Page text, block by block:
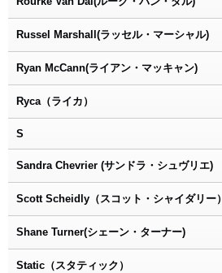
Russel Marshall(ラッセル・マーシャル)
Ryan McCann(ライアン・マッキャン)
Ryca（ライカ）
S
Sandra Chevrier (サンドラ・シュヴリエ)
Scott Scheidly（スコット・シャイダリー）
Shane Turner(シェーン・ターナー)
Static（スタティック）